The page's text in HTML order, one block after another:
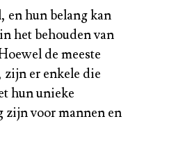
en hun belang kan
het behouden van
de meeste
er enkele die
hun unieke
zijn voor mannen en